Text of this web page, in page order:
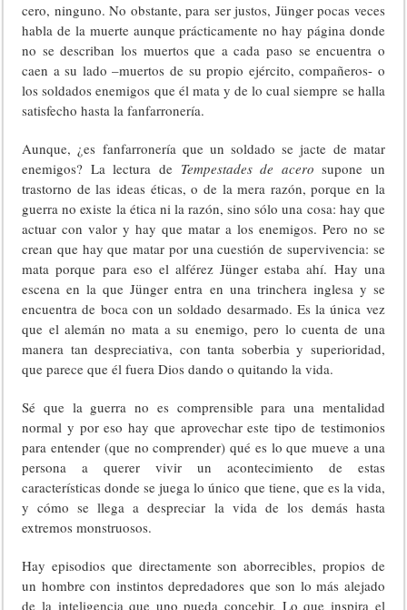
cero, ninguno. No obstante, para ser justos, Jünger pocas veces
habla de la muerte aunque prácticamente no hay página donde
no se describan los muertos que a cada paso se encuentra o
caen a su lado –muertos de su propio ejército, compañeros- o
los soldados enemigos que él mata y de lo cual siempre se halla
satisfecho hasta la fanfarronería.
Aunque, ¿es fanfarronería que un soldado se jacte de matar
enemigos? La lectura de Tempestades de acerosupone un
trastorno de las ideas éticas, o de la mera razón, porque en la
guerra no existe la ética ni la razón, sino sólo una cosa: hay que
actuar con valor y hay que matar a los enemigos. Pero no se
crean que hay que matar por una cuestión de supervivencia: se
mata porque para eso el alférez Jünger estaba ahí. Hay una
escena en la que Jünger entra en una trinchera inglesa y se
encuentra de boca con un soldado desarmado. Es la única vez
que el alemán no mata a su enemigo, pero lo cuenta de una
manera tan despreciativa, con tanta soberbia y superioridad,
que parece que él fuera Dios dando o quitando la vida.
Sé que la guerra no es comprensible para una mentalidad
normal y por eso hay que aprovechar este tipo de testimonios
para entender (que no comprender) qué es lo que mueve a una
persona a querer vivir un acontecimiento de estas
características donde se juega lo único que tiene, que es la vida,
y cómo se llega a despreciar la vida de los demás hasta
extremos monstruosos.
Hay episodios que directamente son aborrecibles, propios de
un hombre con instintos depredadores que son lo más alejado
de la inteligencia que uno pueda concebir. Lo que inspira el